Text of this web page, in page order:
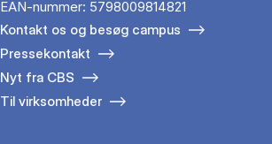
EAN-nummer: 5798009814821
Kontakt os og besøg campus
Pressekontakt
Nyt fra CBS
Til virksomheder